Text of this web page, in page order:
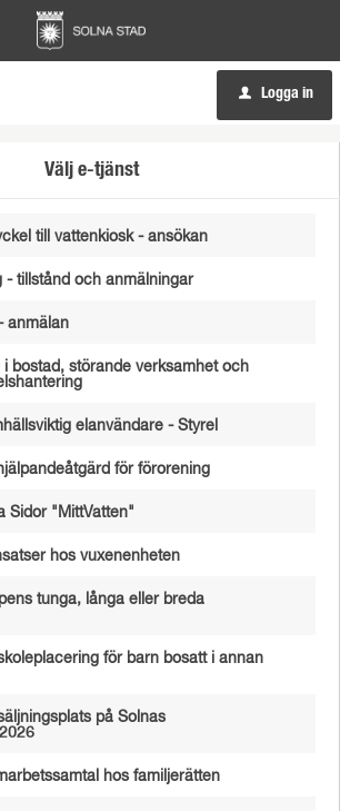
u Logga in
Välj e-tjänst
till vattenkiosk - ansökan
- tillstånd och anmälningar
anmälan
i bostad, störande verksamhet och
elanvändare - Styrel
för förorening
Sidor "MittVatten"
hos vuxenenheten
tunga, långa eller breda
för barn bosatt i annan
på Solnas
hos familjerätten